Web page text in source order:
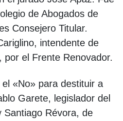
de Abogados de
Consejero Titular.
intendente de
por el Frente Renovador.
«No» para destituir a
Garete, legislador del
Santiago Révora, de